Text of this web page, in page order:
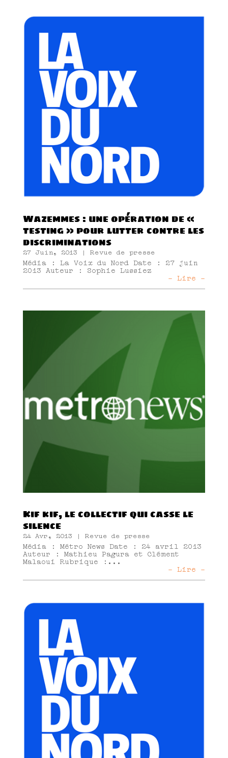
Wazemmes : une opération de «
testing » pour lutter contre les
discriminations
27 Juin, 2013 | Revue de presse
Média : La Voix du Nord Date : 27 juin
2013 Auteur : Sophie Lussiez
- Lire -
Kif kif, le collectif qui casse le
silence
24 Avr, 2013 | Revue de presse
Média : Métro News Date : 24 avril 2013
Auteur : Mathieu Pagura et Clément
Malaoui Rubrique :...
- Lire -